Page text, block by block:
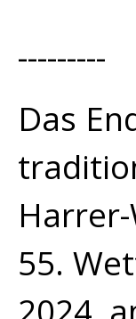
---------
Das
55.